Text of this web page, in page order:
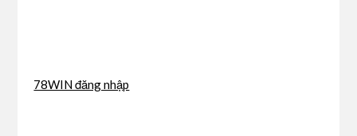
78WIN đăng nhập